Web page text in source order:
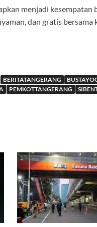
menjadi kesempatan
dan gratis bersama
BERITATANGERANG
PEMKOTTANGERANG